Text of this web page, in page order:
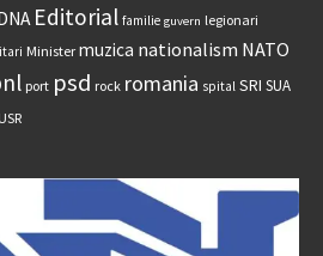
Editorial familie guvern legionari
Minister muzica nationalism NATO
port psd rock romania spital SRI SUA
USR